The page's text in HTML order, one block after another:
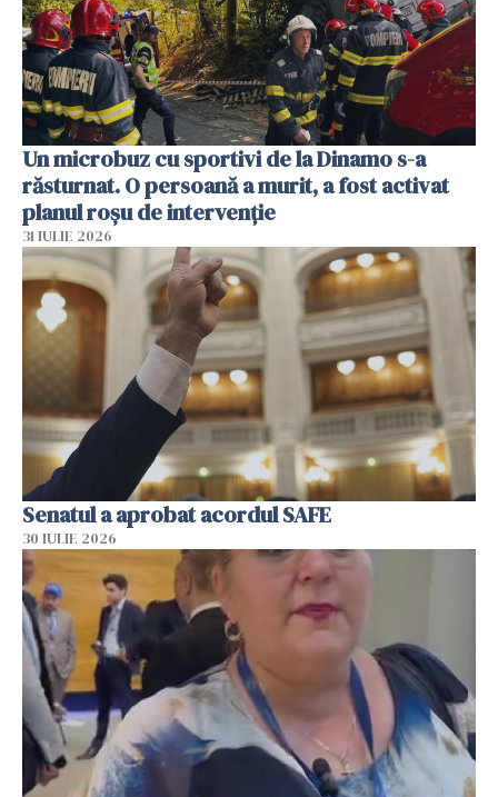
Un microbuz cu sportivi de la Dinamo s-a
răsturnat. O persoană a murit, a fost activat
planul roșu de intervenție
31 IULIE 2026
Senatul a aprobat acordul SAFE
30 IULIE 2026